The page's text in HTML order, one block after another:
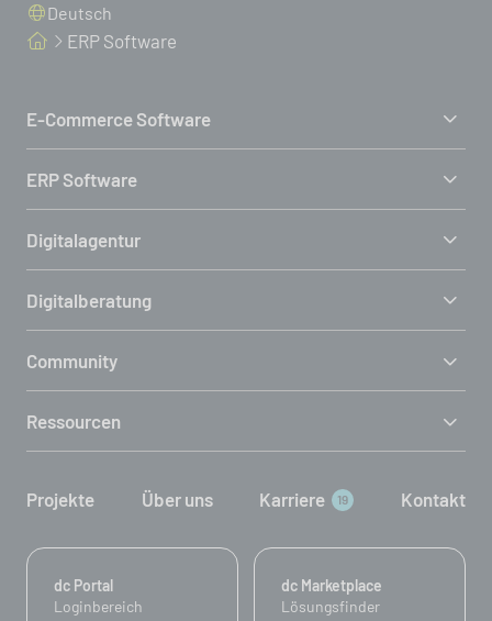
Deutsch
ERP Software
E-Commerce Software
ERP Software
Digitalagentur
Digitalberatung
Community
Ressourcen
Projekte Über uns Karriere 19 Kontakt
dc Portal
Loginbereich
dc Marketplace
Lösungsfinder